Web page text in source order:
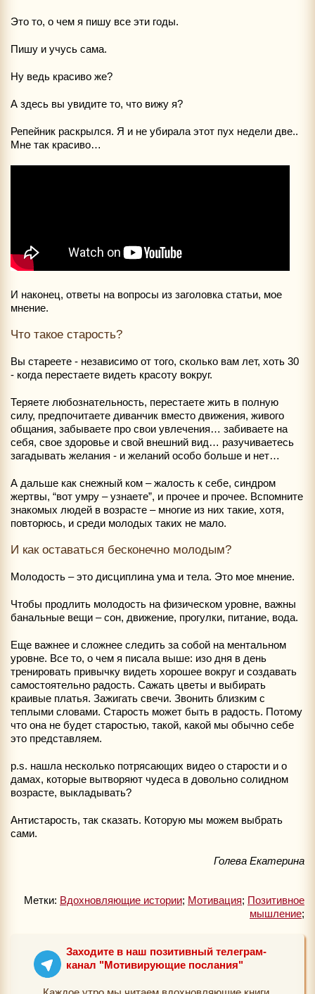
Это то, о чем я пишу все эти годы.
Пишу и учусь сама.
Ну ведь красиво же?
А здесь вы увидите то, что вижу я?
Репейник раскрылся. Я и не убирала этот пух недели две..
Мне так красиво…
И наконец, ответы на вопросы из заголовка статьи, мое
мнение.
Что такое старость?
Вы стареете - независимо от того, сколько вам лет, хоть 30
- когда перестаете видеть красоту вокруг.
Теряете любознательность, перестаете жить в полную
силу, предпочитаете диванчик вместо движения, живого
общания, забываете про свои увлечения… забиваете на
себя, свое здоровье и свой внешний вид… разучиваетесь
загадывать желания - и желаний особо больше и нет…
А дальше как снежный ком – жалость к себе, синдром
жертвы, “вот умру – узнаете”, и прочее и прочее. Вспомните
знакомых людей в возрасте – многие из них такие, хотя,
повторюсь, и среди молодых таких не мало.
И как оставаться бесконечно молодым?
Молодость – это дисциплина ума и тела. Это мое мнение.
Чтобы продлить молодость на физическом уровне, важны
банальные вещи – сон, движение, прогулки, питание, вода.
Еще важнее и сложнее следить за собой на ментальном
уровне. Все то, о чем я писала выше: изо дня в день
тренировать привычку видеть хорошее вокруг и создавать
самостоятельно радость. Сажать цветы и выбирать
краивые платья. Зажигать свечи. Звонить близким с
теплыми словами. Старость может быть в радость. Потому
что она не будет старостью, такой, какой мы обычно себе
это представляем.
p.s. нашла несколько потрясающих видео о старости и о
дамах, которые вытворяют чудеса в довольно солидном
возрасте, выкладывать?
Антистарость, так сказать. Которую мы можем выбрать
сами.
Голева Екатерина
Метки: Вдохновляющие истории; Мотивация; Позитивное
мышление;
Заходите в наш позитивный телеграм-
канал "Мотивирующие послания"